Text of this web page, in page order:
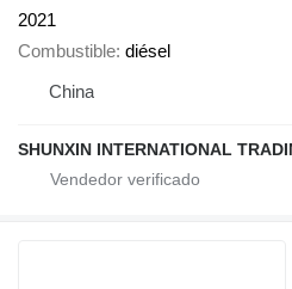
2021
Combustible diésel
China
SHUNXIN INTERNATIONAL